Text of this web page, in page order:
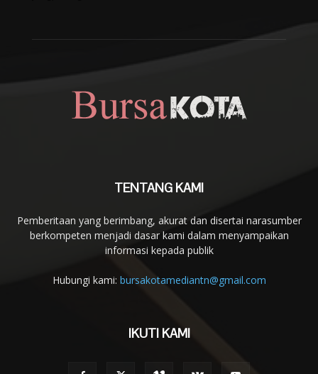
TENTANG KAMI
Pemberitaan yang berimbang, akurat dan disertai narasumber
berkompeten menjadi dasar kami dalam menyampaikan
informasi kepada publik
Hubungi kami: bursakotamediantn@gmail.com
IKUTI KAMI